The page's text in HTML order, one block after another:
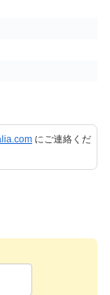
にご連絡くだ